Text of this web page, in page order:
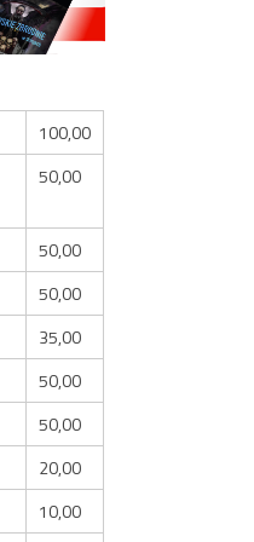
100,00
50,00
50,00
50,00
35,00
50,00
50,00
20,00
10,00